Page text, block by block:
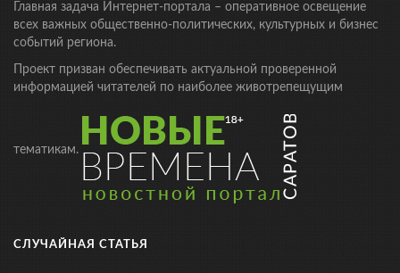
Главная задача Интернет-портала – оперативное освещение
всех важных общественно-политических, культурных и бизнес
событий региона.
Проект призван обеспечивать актуальной проверенной
информацией читателей по наиболее животрепещущим
тематикам.
СЛУЧАЙНАЯ СТАТЬЯ